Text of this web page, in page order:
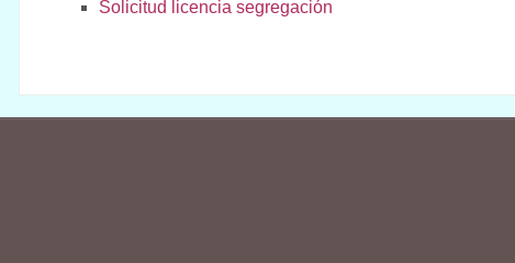
Solicitud licencia segregación